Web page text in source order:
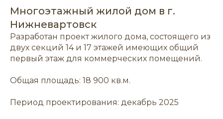
Многоэтажный жилой дом в г.
Нижневартовск
Разработан проект жилого дома, состоящего из
двух секций 14 и 17 этажей имеющих общий
первый этаж для коммерческих помещений.
Общая площадь: 18 900 кв.м.
Период проектирования: декабрь 2025